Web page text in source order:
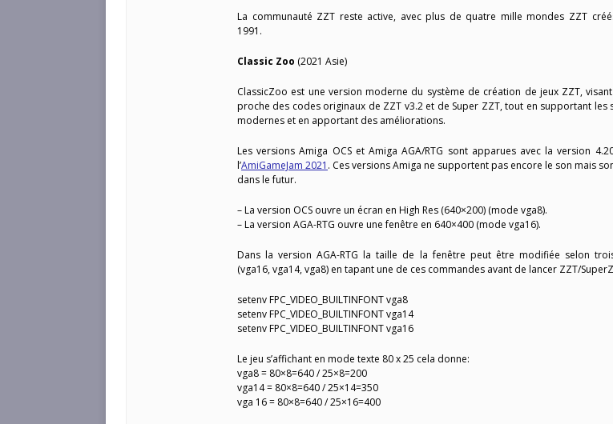
La communauté ZZT reste active, avec plus de quatre mille mondes ZZT
1991.
Classic Zoo (2021 Asie)
ClassicZoo est une version moderne du système de création de jeux ZZT,
proche des codes originaux de ZZT v3.2 et de Super ZZT, tout en supportant les
modernes et en apportant des améliorations.
Les versions Amiga OCS et Amiga AGA/RTG sont apparues avec la version
l’AmiGameJam 2021 . Ces versions Amiga ne supportent pas encore le son mais
dans le futur.
– La version OCS ouvre un écran en High Res (640×200) (mode vga8).
– La version AGA-RTG ouvre une fenêtre en 640×400 (mode vga16).
Dans la version AGA-RTG la taille de la fenêtre peut être modifiée selon
(vga16, vga14, vga8) en tapant une de ces commandes avant de lancer ZZT/
setenv FPC_VIDEO_BUILTINFONT vga8
setenv FPC_VIDEO_BUILTINFONT vga14
setenv FPC_VIDEO_BUILTINFONT vga16
Le jeu s’affichant en mode texte 80 x 25 cela donne:
vga8 = 80×8=640 / 25×8=200
vga14 = 80×8=640 / 25×14=350
vga 16 = 80×8=640 / 25×16=400